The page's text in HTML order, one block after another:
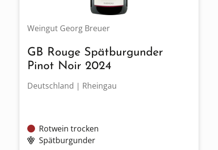
Weingut Georg Breuer
GB Rouge Spätburgunder
Pinot Noir 2024
Deutschland | Rheingau
Rotwein trocken
Spätburgunder